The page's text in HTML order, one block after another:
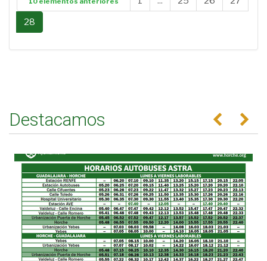
28
Destacamos Anterior